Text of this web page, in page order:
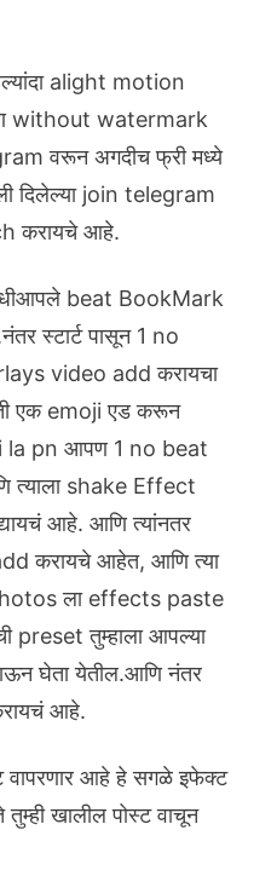
alight motion
without watermark
वरून अगदीच फ्री मध्ये
दिलेल्या join telegram
करायचे आहे.
आधीआपले beat BookMark
स्टार्ट पासून 1 no
video add करायचा
एक emoji एड करून
la pn आपण 1 no beat
त्याला shake Effect
आहे. आणि त्यांनतर
करायचे आहेत, आणि त्या
ला effects paste
preset तुम्हाला आपल्या
घेता येतील.आणि नंतर
आहे.
आहे हे सगळे इफेक्ट
खालील पोस्ट वाचून